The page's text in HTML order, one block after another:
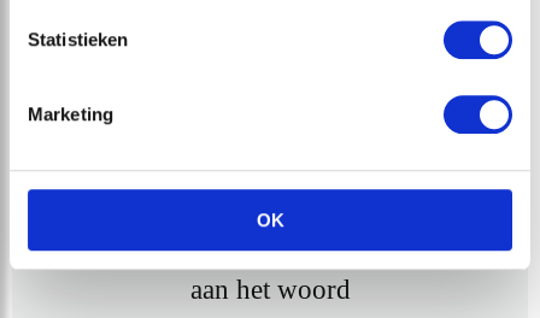
Statistieken
Marketing
OK
Onze klanten
aan het woord